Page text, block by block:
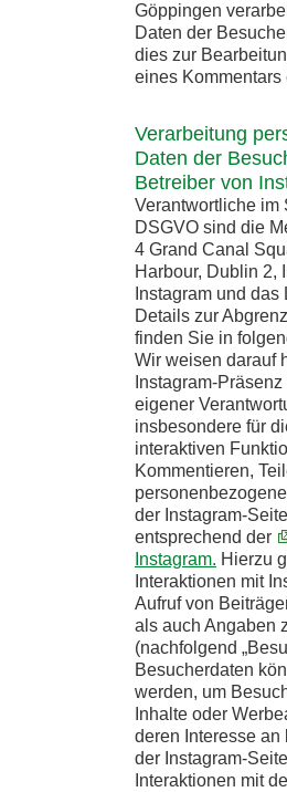
Göppingen
Daten der
dies zur
eines Kommentars
Verarbeitung
Daten der
Betreiber von
Verantwortliche im
DSGVO sind die
4 Grand Canal
Harbour, Dublin 2,
Instagram und
Details zur
finden Sie in
Wir weisen darauf
Instagram-
eigener
insbesondere für
interaktiven
Kommentieren,
der Instagram-
entsprechend der
Instagram. Hierzu
Interaktionen mit
Aufruf von
als auch Angaben
(nachfolgend
Besucherdaten
werden, um
Inhalte oder
deren Interesse an
der Instagram-
Interaktionen mit